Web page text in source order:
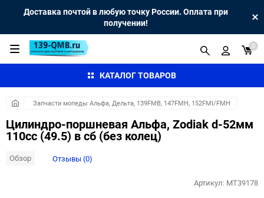
Доставка почтой в любую точку России. Оплата при
получении!
КАТАЛОГ ТОВАРОВ
0
Запчасти мопеды Альфа, Дельта, 139FMB, 147FMH, 152FMI/FMH
Цилиндро-поршневая Альфа, Zodiak d-52мм
110cc (49.5) в сб (без колец)
Обзор Отзывы (0)
Артикул: MT39178